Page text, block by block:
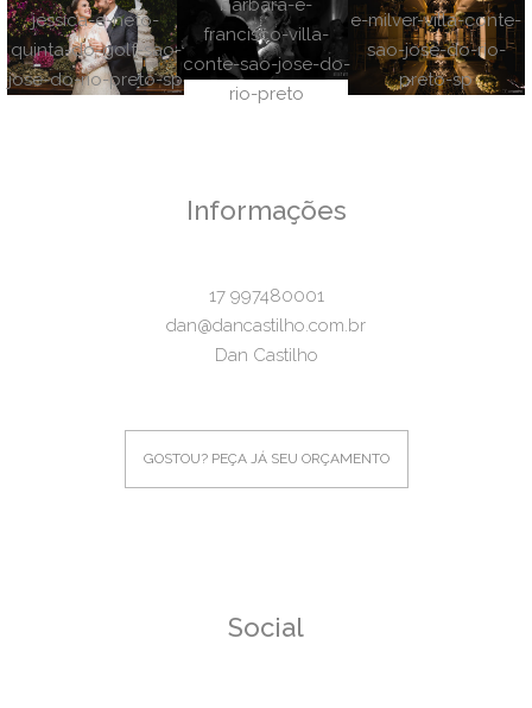
Informações
17 997480001
dan@dancastilho.com.br
Dan Castilho
GOSTOU? PEÇA JÁ SEU ORÇAMENTO
Social